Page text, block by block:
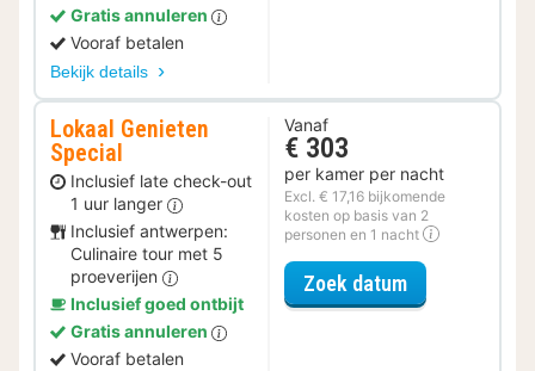
Gratis annuleren
Vooraf betalen
Bekijk details
Lokaal Genieten
Special
Inclusief late check-out
1 uur langer
Inclusief antwerpen:
Culinaire tour met 5
proeverijen
Inclusief goed ontbijt
Gratis annuleren
Vooraf betalen
Vanaf
€ 303
per kamer per nacht
Excl. € 17,16 bijkomende
kosten op basis van 2
personen en 1 nacht
Zoek datumvoor Lokaal